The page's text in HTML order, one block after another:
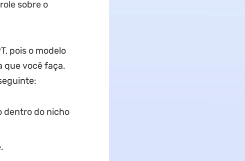
sobre o
pois o modelo
que você faça.
dentro do nicho